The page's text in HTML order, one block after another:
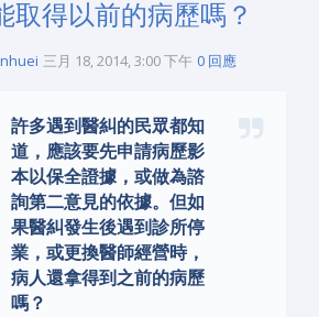
取得以前的病歷嗎？
三月 18, 2014, 3:00 下午 0 回應
許多遇到醫糾的民眾都知
道，應該要先申請病歷影
本以保全證據，或做為諮
詢第二意見的依據。但如
果醫糾發生後遇到診所停
業，或更換醫師經營時，
病人還拿得到之前的病歷
嗎？